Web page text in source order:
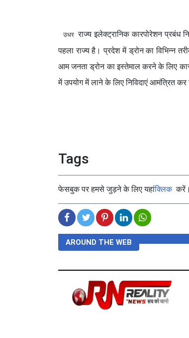
उधरराज्य इलेक्ट्रानिक कारपोरेशन
पहला राज्य है। प्रदेश में ड्रोन का विभिन्न
आम जनता ड्रोन का इस्तेमाल करने के लिए
में उपयोग में लाने के लिए निविदाएं आमंत्रित कर
Tags
फेसबुक पर हमसे जुड़ने के लिए यहांक्लिककरें।
AROUND THE WEB